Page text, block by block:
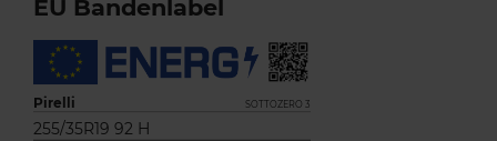
EU Bandenlabel
Pirelli SOTTOZERO 3
255/35R19 92 H